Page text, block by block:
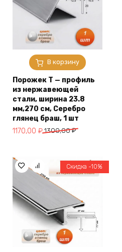
В корзину
Порожек Т — профиль
из нержавеющей
стали, ширина 23.8
мм,270 см, Серебро
глянец браш, 1 шт
1300,00₽
Первоначальная
1300,00 ₽.
1170,00 ₽
Текущая
Скидка -10%